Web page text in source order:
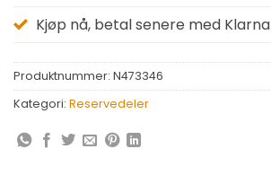
Kjøp nå, betal senere med Klarna
Produktnummer: N473346
Kategori: Reservedeler